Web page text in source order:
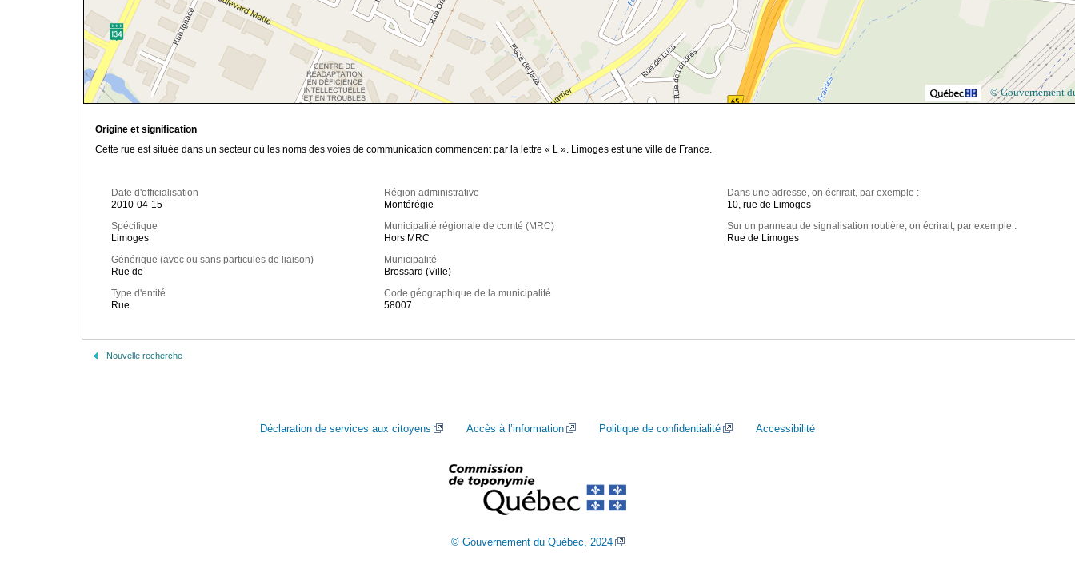
© Gouvernement
Origine et signification
Cette rue est située dans un secteur où les noms des voies de communication commencent par la lettre « L ». Limoges est une ville de France.
Date d'officialisation
2010-04-15
Spécifique
Limoges
Générique (avec ou sans particules de liaison)
Rue de
Type d'entité
Rue
Région administrative
Montérégie
Municipalité régionale de comté (MRC)
Hors MRC
Municipalité
Brossard (Ville)
Code géographique de la municipalité
58007
Dans une adresse, on écrirait, par exemple :
10, rue de Limoges
Sur un panneau de signalisation routière, on écrirait, par exemple :
Rue de Limoges
Nouvelle recherche
Déclaration de services aux citoyens Accès à l’information Politique de confidentialité Accessibilité
© Gouvernement du Québec, 2024